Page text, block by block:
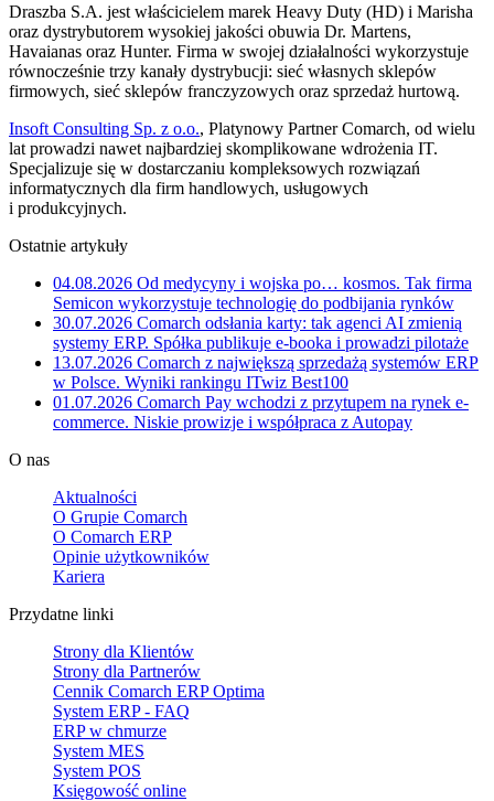
Draszba S.A. jest właścicielem marek Heavy Duty (HD) i Marisha
oraz dystrybutorem wysokiej jakości obuwia Dr. Martens,
Havaianas oraz Hunter. Firma w swojej działalności wykorzystuje
równocześnie trzy kanały dystrybucji: sieć własnych sklepów
firmowych, sieć sklepów franczyzowych oraz sprzedaż hurtową.
Insoft Consulting Sp. z o.o., Platynowy Partner Comarch, od wielu
lat prowadzi nawet najbardziej skomplikowane wdrożenia IT.
Specjalizuje się w dostarczaniu kompleksowych rozwiązań
informatycznych dla firm handlowych, usługowych
i produkcyjnych.
Ostatnie artykuły
04.08.2026 Od medycyny i wojska po… kosmos. Tak firma
Semicon wykorzystuje technologię do podbijania rynków
30.07.2026 Comarch odsłania karty: tak agenci AI zmienią
systemy ERP. Spółka publikuje e-booka i prowadzi pilotaże
13.07.2026 Comarch z największą sprzedażą systemów ERP
w Polsce. Wyniki rankingu ITwiz Best100
01.07.2026 Comarch Pay wchodzi z przytupem na rynek e-
commerce. Niskie prowizje i współpraca z Autopay
O nas
Aktualności
O Grupie Comarch
O Comarch ERP
Opinie użytkowników
Kariera
Przydatne linki
Strony dla Klientów
Strony dla Partnerów
Cennik Comarch ERP Optima
System ERP - FAQ
ERP w chmurze
System MES
System POS
Księgowość online